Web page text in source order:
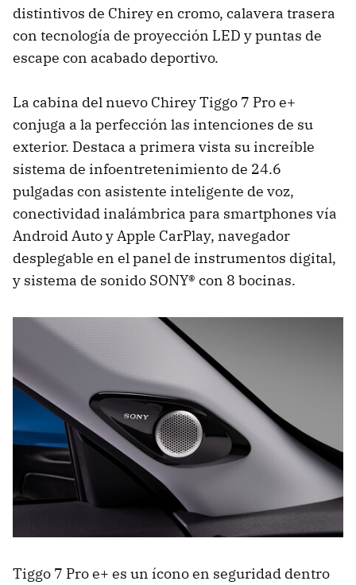
distintivos de Chirey en cromo, calavera trasera
con tecnología de proyección LED y puntas de
escape con acabado deportivo.
La cabina del nuevo Chirey Tiggo 7 Pro e+
conjuga a la perfección las intenciones de su
exterior. Destaca a primera vista su increíble
sistema de infoentretenimiento de 24.6
pulgadas con asistente inteligente de voz,
conectividad inalámbrica para smartphones vía
Android Auto y Apple CarPlay, navegador
desplegable en el panel de instrumentos digital,
y sistema de sonido SONY® con 8 bocinas.
Tiggo 7 Pro e+ es un ícono en seguridad dentro